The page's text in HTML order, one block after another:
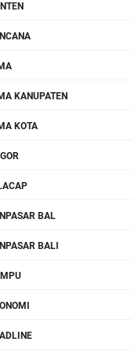
KANUPATEN
KOTA
BAL
BALI